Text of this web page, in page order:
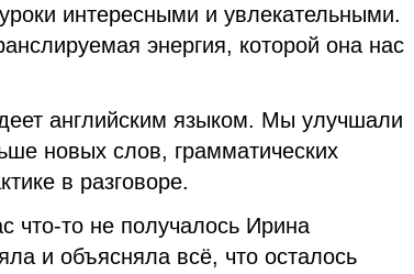
интересными и увлекательными.
энергия, которой она нас
английским языком. Мы улучшали
новых слов, грамматических
в разговоре.
что-то не получалось Ирина
и объясняла всё, что осталось